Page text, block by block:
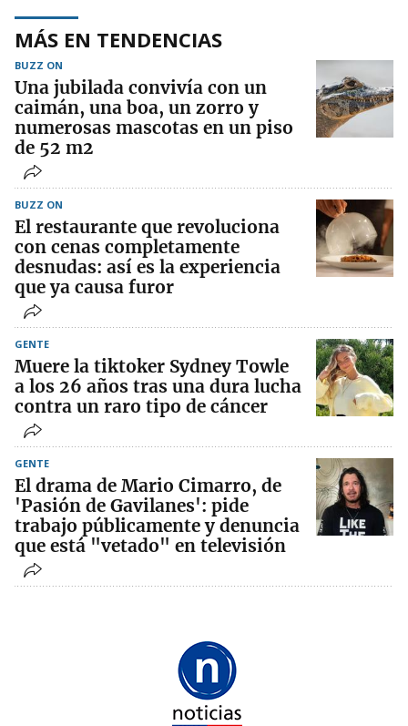
MÁS EN TENDENCIAS
BUZZ ON
Una jubilada convivía con un
caimán, una boa, un zorro y
numerosas mascotas en un piso
de 52 m2
BUZZ ON
El restaurante que revoluciona
con cenas completamente
desnudas: así es la experiencia
que ya causa furor
GENTE
Muere la tiktoker Sydney Towle
a los 26 años tras una dura lucha
contra un raro tipo de cáncer
GENTE
El drama de Mario Cimarro, de
'Pasión de Gavilanes': pide
trabajo públicamente y denuncia
que está "vetado" en televisión